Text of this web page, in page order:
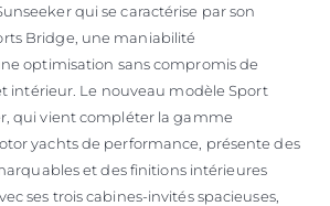
qui se caractérise par son
Bridge, une maniabilité
optimisation sans compromis de
intérieur. Le nouveau modèle Sport
qui vient compléter la gamme
yachts de performance, présente des
et des finitions intérieures
ses trois cabines-invités spacieuses,